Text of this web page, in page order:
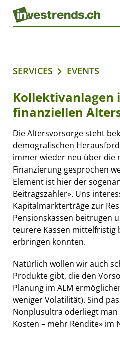
SERVICES EVENTS
Kollektivanlagen
finanziellen
Die Altersvorsorge steht
demografischen
immer wieder neu über die
Finanzierung gesprochen
Element ist hier der
Beitragszahler». Uns
Kapitalmarkterträge zur
Pensionskassen beitrugen
teurere Kassen mittelfristig
erbringen konnten.
Natürlich wollen wir auch
Produkte gibt, die den
Planung im ALM
weniger Volatilität). Sind
Nonplusultra oderliegt
Kosten – mehr Rendite» im